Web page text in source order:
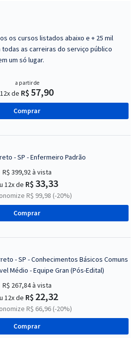
os cursos listados abaixo e + 25 mil
as carreiras do serviço público
um só lugar.
a partir de
12x de R$ 57,90
Comprar
- SP - Enfermeiro Padrão
R$ 399,92à vista
12x de R$ 33,33
R$ 99,98 (-20%)
Comprar
- SP - Conhecimentos Básicos Comuns
Médio - Equipe Gran (Pós-Edital)
R$ 267,84à vista
12x de R$ 22,32
R$ 66,96 (-20%)
Comprar